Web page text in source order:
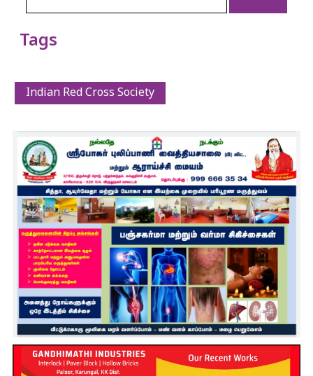
Tags
Indian Red Cross Society